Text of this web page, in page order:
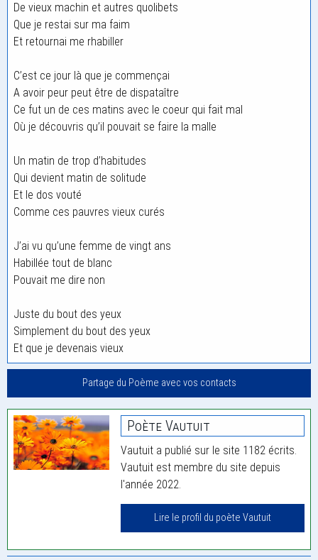
De vieux machin et autres quolibets
Que je restai sur ma faim
Et retournai me rhabiller
C’est ce jour là que je commençai
A avoir peur peut être de dispataître
Ce fut un de ces matins avec le coeur qui fait mal
Où je découvris qu’il pouvait se faire la malle
Un matin de trop d’habitudes
Qui devient matin de solitude
Et le dos vouté
Comme ces pauvres vieux curés
J’ai vu qu’une femme de vingt ans
Habillée tout de blanc
Pouvait me dire non
Juste du bout des yeux
Simplement du bout des yeux
Et que je devenais vieux
Partage du Poème avec vos contacts
Poète Vautuit
Vautuit a publié sur le site 1182 écrits.
Vautuit est membre du site depuis
l'année 2022.
Lire le profil du poète Vautuit